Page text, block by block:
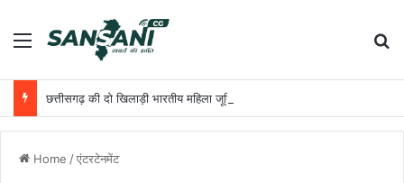
Menu
Home /एंटरटेनमेंट